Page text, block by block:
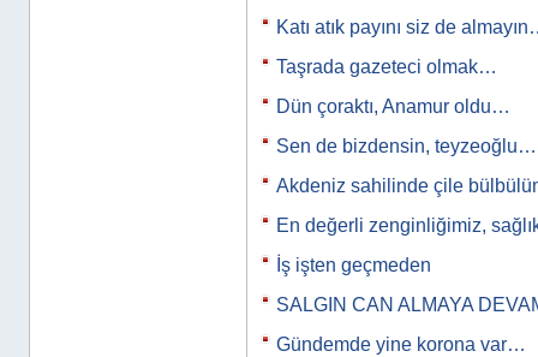
Katı atık payını siz de
Taşrada gazeteci olmak…
Dün çoraktı, Anamur oldu…
Sen de bizdensin, teyzeoğlu…
Akdeniz sahilinde çile
En değerli zenginliğimiz,
İş işten geçmeden
SALGIN CAN ALMAYA
Gündemde yine korona var…